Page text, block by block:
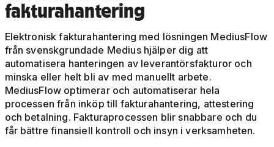
fakturahantering
Elektronisk fakturahantering med lösningen MediusFlow
från svenskgrundade Medius hjälper dig att
automatisera hanteringen av leverantörsfakturor och
minska eller helt bli av med manuellt arbete.
MediusFlow optimerar och automatiserar hela
processen från inköp till fakturahantering, attestering
och betalning. Fakturaprocessen blir snabbare och du
får bättre finansiell kontroll och insyn i verksamheten.